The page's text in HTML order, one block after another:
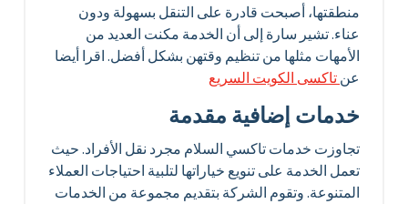
منطقتها، أصبحت قادرة على التنقل بسهولة ودون
عناء. تشير سارة إلى أن الخدمة مكنت العديد من
الأمهات مثلها من تنظيم وقتهن بشكل أفضل. اقرا أيضا
عنتاكسى الكويت السريع
خدمات إضافية مقدمة
تجاوزت خدمات تاكسي السلام مجرد نقل الأفراد. حيث
تعمل الخدمة على تنويع خياراتها لتلبية احتياجات العملاء
المتنوعة. وتقوم الشركة بتقديم مجموعة من الخدمات